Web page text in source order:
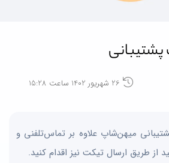
26 شهریور 1402 ساعت 15:28
میهن‌شاپ علاوه بر تماس‌تلفنی و
از طریق ارسال تیکت نیز اقدام کنید.